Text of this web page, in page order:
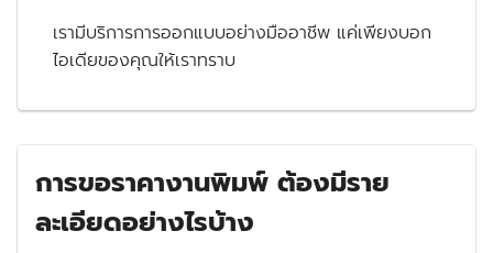
เรามีบริการการออกแบบอย่างมืออาชีพ แค่เพียงบอก
ไอเดียของคุณให้เราทราบ
การขอราคางานพิมพ์ ต้องมีราย
ละเอียดอย่างไรบ้าง